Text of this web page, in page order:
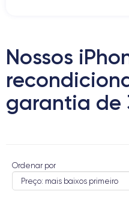
Nossos
garantia de
Ordenar por